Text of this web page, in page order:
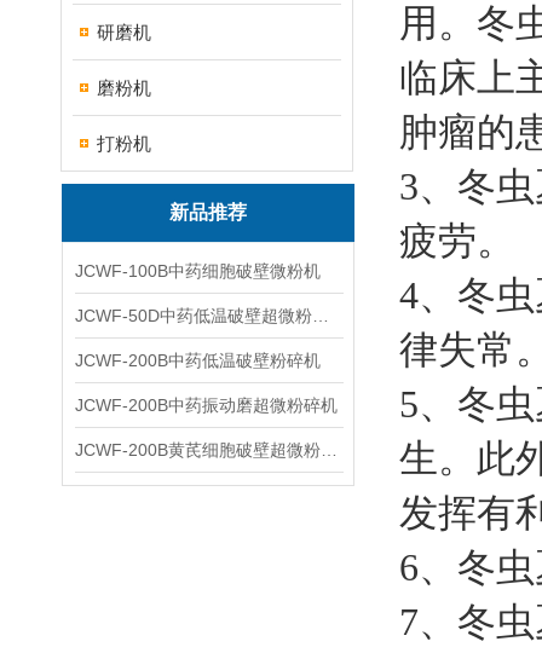
研磨机
磨粉机
打粉机
新品推荐
JCWF-100B中药细胞破壁微粉机
JCWF-200B中药低温破壁粉碎机
JCWF-200B中药振动磨超微粉碎机
用。冬
临床上
肿瘤的
3、冬
疲劳。
4、冬
律失常
5、冬
生。此
发挥有
6、冬
7、冬